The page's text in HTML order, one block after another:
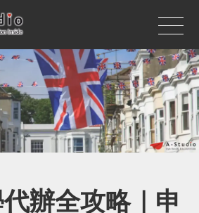
辦全攻略｜申